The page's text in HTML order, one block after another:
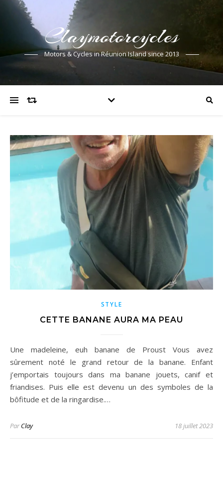
Claymotorcycles
Motors & Cycles in Réunion Island since 2013
STYLE
CETTE BANANE AURA MA PEAU
Une madeleine, euh banane de Proust Vous avez
sûrement noté le grand retour de la banane. Enfant
j’emportais toujours dans ma banane jouets, canif et
friandises. Puis elle est devenu un des symboles de la
bôfitude et de la ringardise.…
ParClay 18 juillet 2023